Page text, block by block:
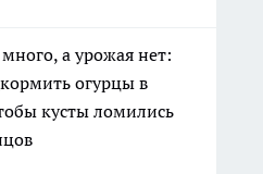
а урожая нет:
огурцы в
кусты ломились